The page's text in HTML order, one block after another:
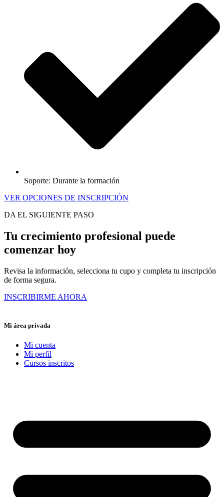
Soporte: Durante la formación
VER OPCIONES DE INSCRIPCIÓN
DA EL SIGUIENTE PASO
Tu crecimiento profesional puede
comenzar hoy
Revisa la información, selecciona tu cupo y completa tu inscripción
de forma segura.
INSCRIBIRME AHORA
Mi área privada
Mi cuenta
Mi perfil
Cursos inscritos